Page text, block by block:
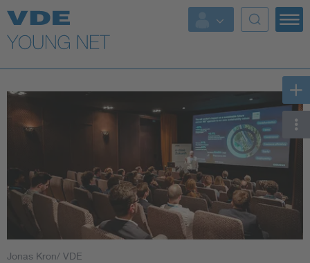
Top Themen
Fokusthemen
Health
Mobility
Jonas Kron/ VDE